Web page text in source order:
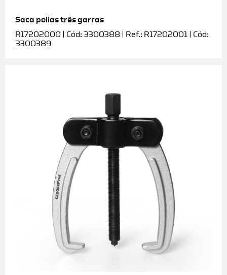
Saca polias três garras
R17202000 | Cód: 3300388 | Ref.: R17202001 | Cód:
3300389